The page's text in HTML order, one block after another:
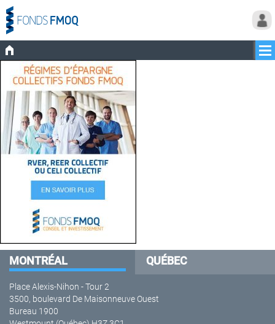
MONTRÉAL QUÉBEC
Place Alexis-Nihon - Tour 2
3500, boulevard De Maisonneuve Ouest
Bureau 1900